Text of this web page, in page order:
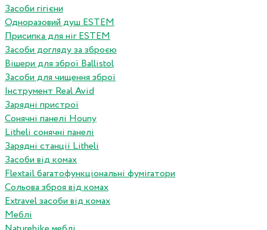
Засоби гігієни
Одноразовий душ ESTEM
Присипка для ніг ESTEM
Засоби догляду за зброєю
Вішери для зброї Ballistol
Засоби для чищення зброї
Інструмент Real Avid
Зарядні пристрої
Сонячні панелі Houny
Litheli сонячні панелі
Зарядні станції Litheli
Засоби від комах
Flextail багатофункціональні фумігатори
Сольова зброя від комах
Extravel засоби від комах
Меблі